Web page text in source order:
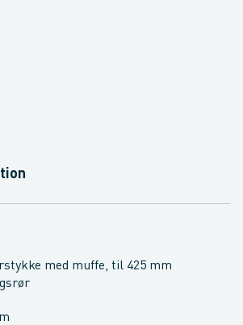
med muffe, til 425 mm